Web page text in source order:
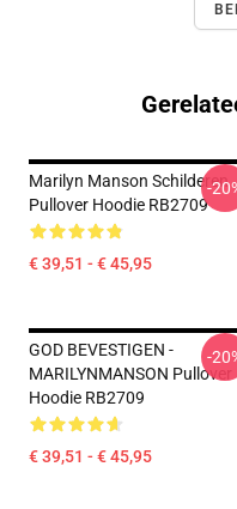
Marilyn Manson Schilderen
Pullover Hoodie RB2709
€ 39,51 - € 45,95
-
GOD BEVESTIGEN -
MARILYNMANSON Pullover
Hoodie RB2709
€ 39,51 - € 45,95
-